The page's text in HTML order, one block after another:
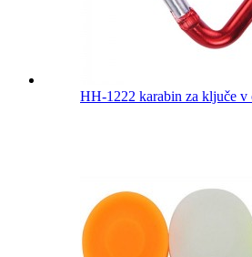
HH-1222 karabin za ključe